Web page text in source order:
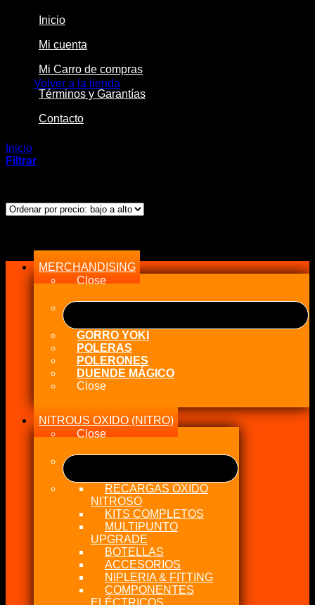
Volver a la tienda
Inicio
Mi cuenta
Mi Carro de compras
Términos y Garantías
Contacto
Inicio
Filtrar
MERCHANDISING
Close
GORRO YOKI
POLERAS
POLERONES
DUENDE MÁGICO
Close
NITROUS OXIDO (NITRO)
Close
RECARGAS OXIDO
NITROSO
KITS COMPLETOS
MULTIPUNTO
UPGRADE
BOTELLAS
ACCESORIOS
NIPLERIA & FITTING
COMPONENTES
ELÉCTRICOS